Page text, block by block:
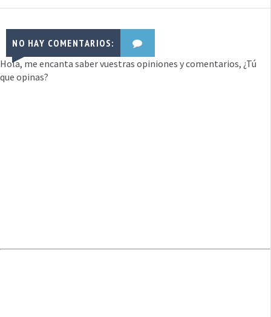
NO HAY COMENTARIOS:
Hola, me encanta saber vuestras opiniones y comentarios, ¿Tú
que opinas?